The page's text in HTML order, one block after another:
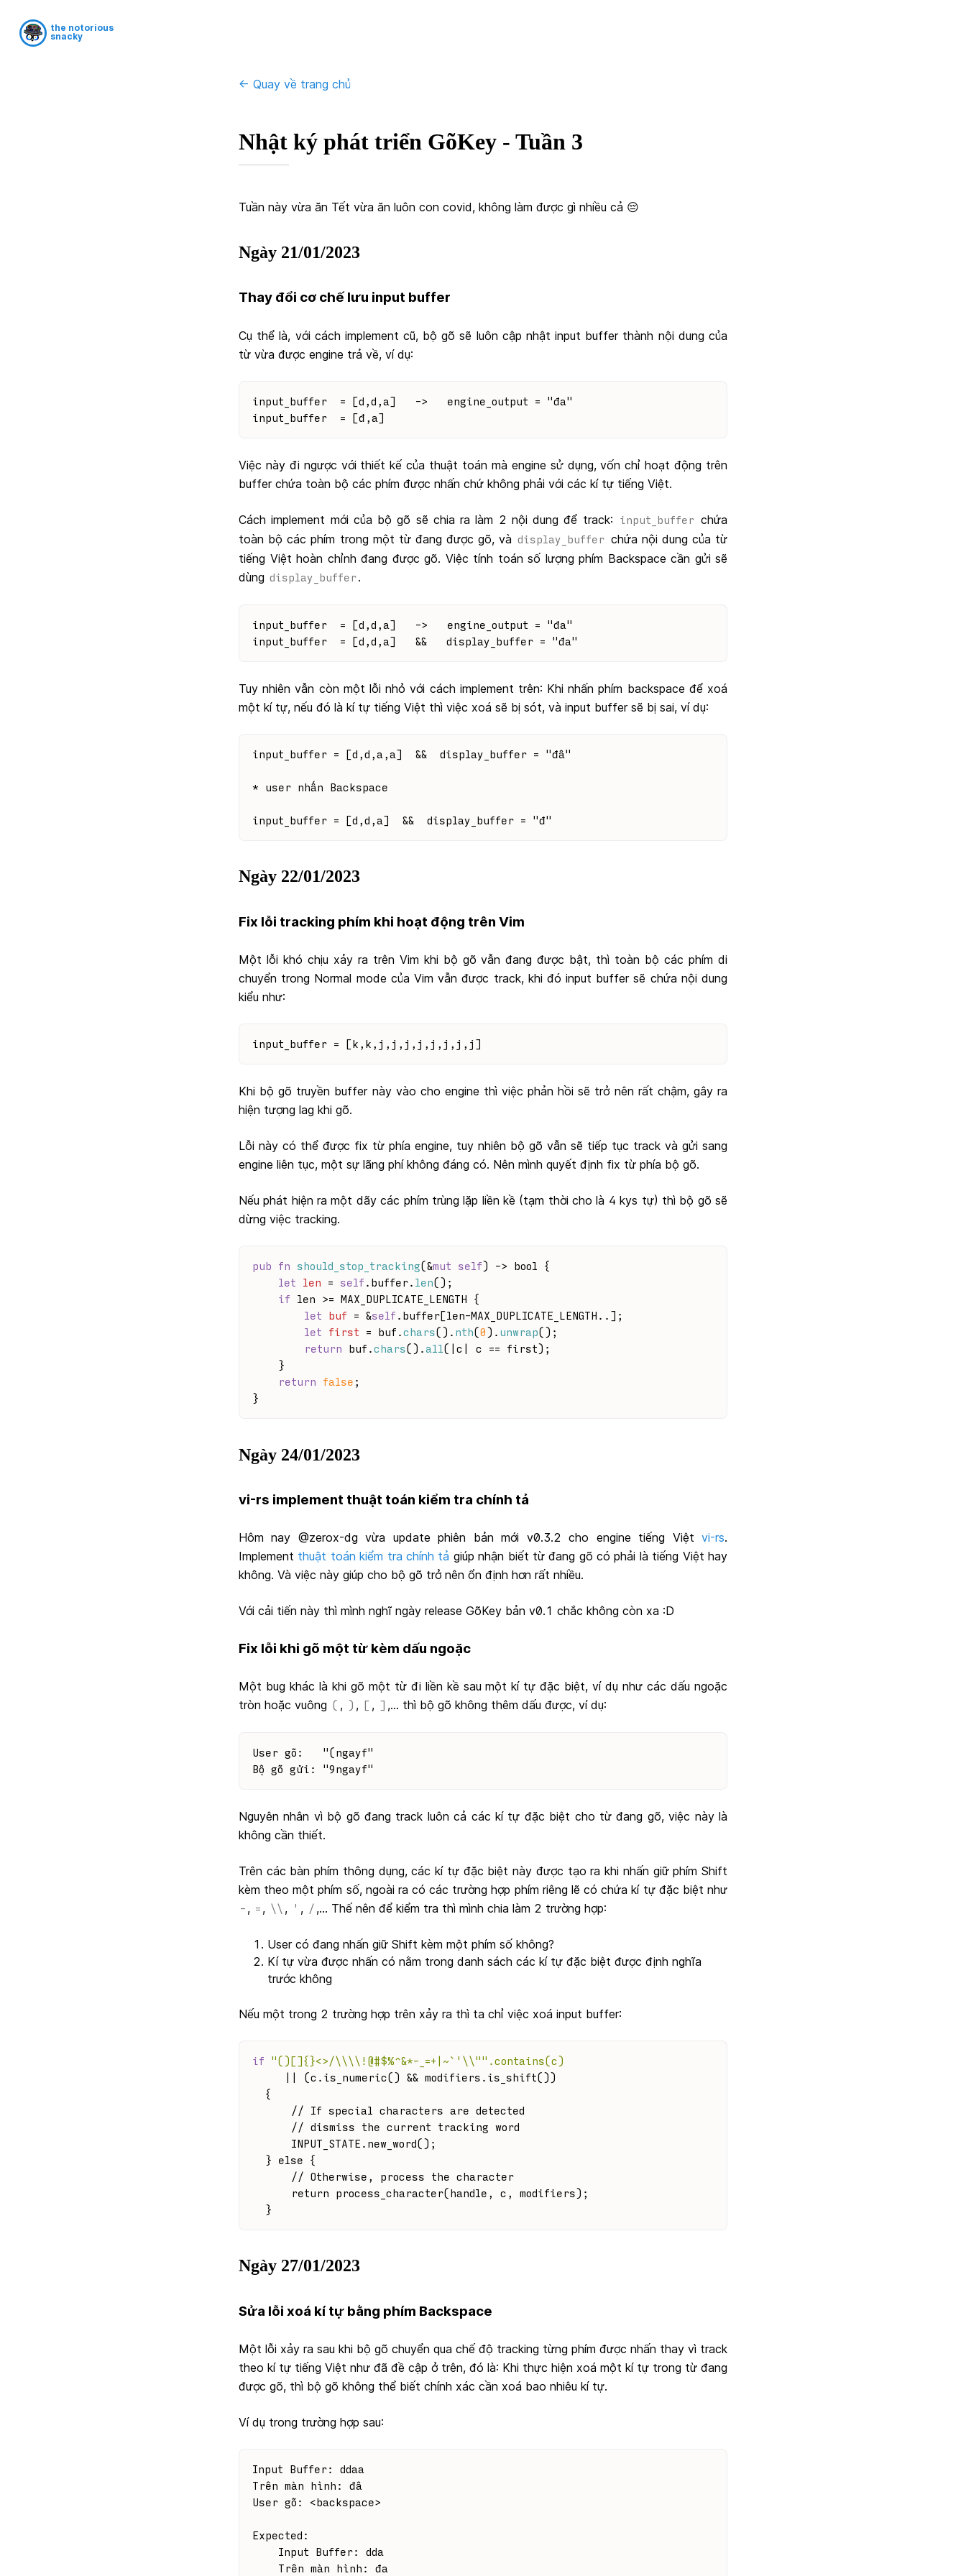
the notorious
snacky
<- Quay về trang chủ
Nhật ký phát triển GõKey - Tuần 3
Tuần này vừa ăn Tết vừa ăn luôn con covid, không làm được gì nhiều cả 😔
Ngày 21/01/2023
Thay đổi cơ chế lưu input buffer
Cụ thể là, với cách implement cũ, bộ gõ sẽ luôn cập nhật input buffer thành nội dung của
từ vừa được engine trả về, ví dụ:
input_buffer  = [d,d,a]   ->   engine_output = "đa"
input_buffer  = [đ,a]
Việc này đi ngược với thiết kế của thuật toán mà engine sử dụng, vốn chỉ hoạt động trên
buffer chứa toàn bộ các phím được nhấn chứ không phải với các kí tự tiếng Việt.
Cách implement mới của bộ gõ sẽ chia ra làm 2 nội dung để track: input_buffer chứa
toàn bộ các phím trong một từ đang được gõ, và display_buffer chứa nội dung của từ
tiếng Việt hoàn chỉnh đang được gõ. Việc tính toán số lượng phím Backspace cần gửi sẽ
dùng display_buffer.
input_buffer  = [d,d,a]   ->   engine_output = "đa"
input_buffer  = [d,d,a]   &&   display_buffer = "đa"
Tuy nhiên vẫn còn một lỗi nhỏ với cách implement trên: Khi nhấn phím backspace để xoá
một kí tự, nếu đó là kí tự tiếng Việt thì việc xoá sẽ bị sót, và input buffer sẽ bị sai, ví dụ:
input_buffer = [d,d,a,a]  &&  display_buffer = "đâ"
* user nhấn Backspace
input_buffer = [d,d,a]  &&  display_buffer = "đ"
Ngày 22/01/2023
Fix lỗi tracking phím khi hoạt động trên Vim
Một lỗi khó chịu xảy ra trên Vim khi bộ gõ vẫn đang được bật, thì toàn bộ các phím di
chuyển trong Normal mode của Vim vẫn được track, khi đó input buffer sẽ chứa nội dung
kiểu như:
input_buffer = [k,k,j,j,j,j,j,j,j,j]
Khi bộ gõ truyền buffer này vào cho engine thì việc phản hồi sẽ trở nên rất chậm, gây ra
hiện tượng lag khi gõ.
Lỗi này có thể được fix từ phía engine, tuy nhiên bộ gõ vẫn sẽ tiếp tục track và gửi sang
engine liên tục, một sự lãng phí không đáng có. Nên mình quyết định fix từ phía bộ gõ.
Nếu phát hiện ra một dãy các phím trùng lặp liền kề (tạm thời cho là 4 kys tự) thì bộ gõ sẽ
dừng việc tracking.
pub fn should_stop_tracking(&mut self) -> bool {
let len = self .buffer. len();
if len >= MAX_DUPLICATE_LENGTH {
let buf = &self .buffer[len-MAX_DUPLICATE_LENGTH..];
let first = buf.chars(). nth(0). unwrap();
return buf.chars().all(|c| c == first);
    }
return false ;
}
Ngày 24/01/2023
vi-rs implement thuật toán kiểm tra chính tả
Hôm nay @zerox-dg vừa update phiên bản mới v0.3.2 cho engine tiếng Việt vi-rs.
Implement thuật toán kiểm tra chính tả giúp nhận biết từ đang gõ có phải là tiếng Việt hay
không. Và việc này giúp cho bộ gõ trở nên ổn định hơn rất nhiều.
Với cải tiến này thì mình nghĩ ngày release GõKey bản v0.1 chắc không còn xa :D
Fix lỗi khi gõ một từ kèm dấu ngoặc
Một bug khác là khi gõ một từ đi liền kề sau một kí tự đặc biệt, ví dụ như các dấu ngoặc
tròn hoặc vuông ( , ) , [ , ] ,... thì bộ gõ không thêm dấu được, ví dụ:
User gõ:   "(ngayf"
Bộ gõ gửi: "9ngayf"
Nguyên nhân vì bộ gõ đang track luôn cả các kí tự đặc biệt cho từ đang gõ, việc này là
không cần thiết.
Trên các bàn phím thông dụng, các kí tự đặc biệt này được tạo ra khi nhấn giữ phím Shift
kèm theo một phím số, ngoài ra có các trường hợp phím riêng lẽ có chứa kí tự đặc biệt như
- , = , \\ , ' , / ,... Thế nên để kiểm tra thì mình chia làm 2 trường hợp:
User có đang nhấn giữ Shift kèm một phím số không?
Kí tự vừa được nhấn có nằm trong danh sách các kí tự đặc biệt được định nghĩa
trước không
Nếu một trong 2 trường hợp trên xảy ra thì ta chỉ việc xoá input buffer:
if "()[]{}<>/\\\\!@#$%^&*-_=+|~`'\\"".contains(c)
   || (c.is_numeric() && modifiers.is_shift())
{
    // If special characters are detected
    // dismiss the current tracking word
    INPUT_STATE.new_word();
} else {
    // Otherwise, process the character
    return process_character(handle, c, modifiers);
}
Ngày 27/01/2023
Sửa lỗi xoá kí tự bằng phím Backspace
Một lỗi xảy ra sau khi bộ gõ chuyển qua chế độ tracking từng phím được nhấn thay vì track
theo kí tự tiếng Việt như đã đề cập ở trên, đó là: Khi thực hiện xoá một kí tự trong từ đang
được gõ, thì bộ gõ không thể biết chính xác cần xoá bao nhiêu kí tự.
Ví dụ trong trường hợp sau:
Input Buffer: ddaa
Trên màn hình: đâ
User gõ: <backspace>
Expected:
    Input Buffer: dda
    Trên màn hình: đa